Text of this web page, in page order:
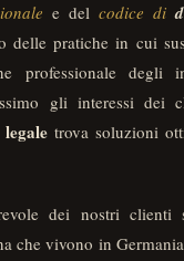
e del codice di
delle pratiche in cui
professionale degli
gli interessi dei
trova soluzioni
dei nostri clienti
che vivono in